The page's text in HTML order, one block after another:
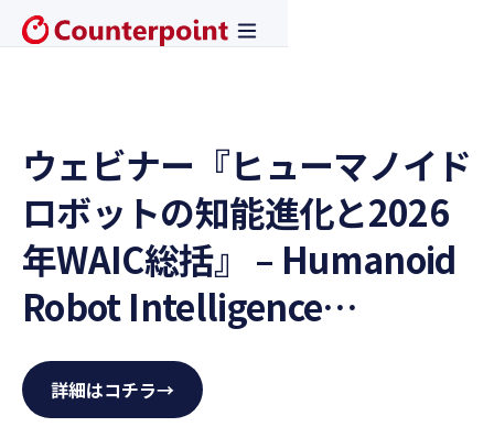
ウェビナー『ヒューマノイド
ロボットの知能進化と2026
年WAIC総括』 – Humanoid
Robot Intelligence
Evolution and 2026 WAIC
Recap
詳細はコチラ→